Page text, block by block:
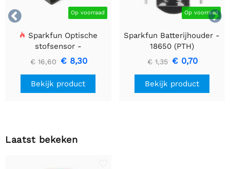

 Op voorraad
Sparkfun Optische
stofsensor -
GP2Y1010AU0F
€ 16,60 € 8,30
Bekijk product
Op voorraad
Sparkfun Batterijhouder -
18650 (PTH)
€ 1,35 € 0,70
Bekijk product
Laatst bekeken